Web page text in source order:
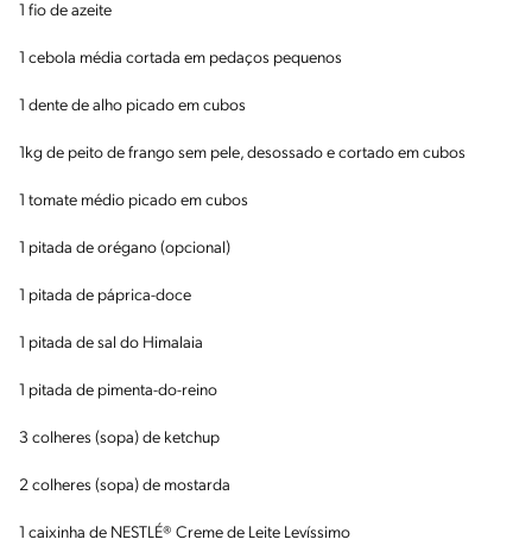
1 fio de azeite
1 cebola média cortada em pedaços pequenos
1 dente de alho picado em cubos
1kg de peito de frango sem pele, desossado e cortado em cubos
1 tomate médio picado em cubos
1 pitada de orégano (opcional)
1 pitada de páprica-doce
1 pitada de sal do Himalaia
1 pitada de pimenta-do-reino
3 colheres (sopa) de ketchup
2 colheres (sopa) de mostarda
1 caixinha de NESTLÉ® Creme de Leite Levíssimo